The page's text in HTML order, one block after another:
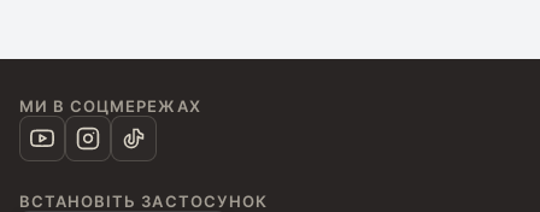
МИ В СОЦМЕРЕЖАХ
ВСТАНОВІТЬ ЗАСТОСУНОК